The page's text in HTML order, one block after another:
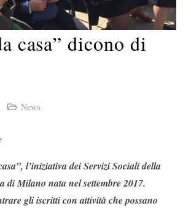
casa” dicono di
News
l’iniziativa dei Servizi Sociali della
di Milano nata nel settembre 2017.
gli iscritti con attività che possano